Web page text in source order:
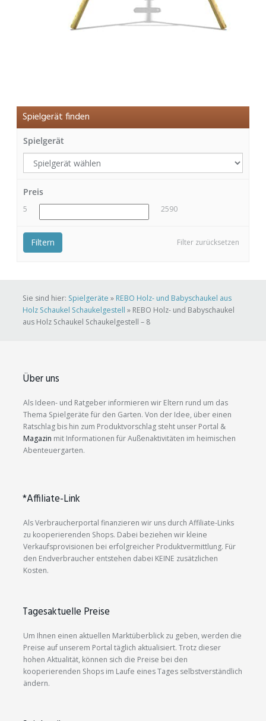
Spielgerät finden
Spielgerät
Preis
5 2590
Filter zurücksetzen
Filtern
Sie sind hier: Spielgeräte » REBO Holz- und Babyschaukel aus
Holz Schaukel Schaukelgestell » REBO Holz- und Babyschaukel
aus Holz Schaukel Schaukelgestell – 8
Über uns
Als Ideen- und Ratgeber informieren wir Eltern rund um das
Thema Spielgeräte für den Garten. Von der Idee, über einen
Ratschlag bis hin zum Produktvorschlag steht unser Portal &
Magazin mit Informationen für Außenaktivitäten im heimischen
Abenteuergarten.
*Affiliate-Link
Als Verbraucherportal finanzieren wir uns durch Affiliate-Links
zu kooperierenden Shops. Dabei beziehen wir kleine
Verkaufsprovisionen bei erfolgreicher Produktvermittlung. Für
den Endverbraucher entstehen dabei KEINE zusätzlichen
Kosten.
Tagesaktuelle Preise
Um Ihnen einen aktuellen Marktüberblick zu geben, werden die
Preise auf unserem Portal täglich aktualisiert. Trotz dieser
hohen Aktualität, können sich die Preise bei den
kooperierenden Shops im Laufe eines Tages selbstverständlich
ändern.